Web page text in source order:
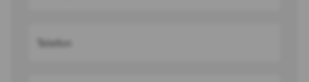
Telefon